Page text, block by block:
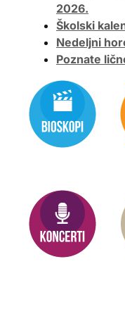
2026.
Školski
Nedeljni
Poznate